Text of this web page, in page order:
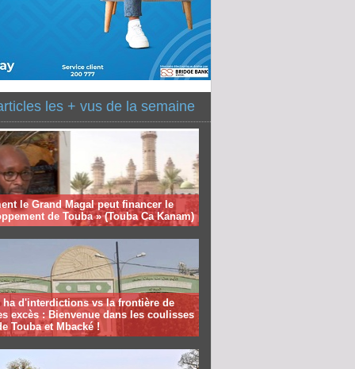
les + vus de la semaine
le Grand Magal peut financer le
de Touba » (Touba Ca Kanam)
ha d'interdictions vs la frontière de
excès : Bienvenue dans les coulisses
Touba et Mbacké !